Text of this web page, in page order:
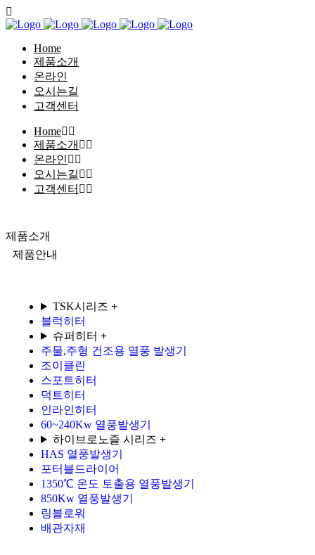
Home
제품소개
온라인
오시는길
고객센터
Home
제품소개
온라인
오시는길
고객센터
제품소개
제품안내
TSK시리즈 +
블럭히터
슈퍼히터 +
주물,주형 건조용 열풍 발생기
조이클린
스포트히터
덕트히터
인라인히터
60~240Kw 열풍발생기
하이브로노즐 시리즈 +
HAS 열풍발생기
포터블드라이어
1350℃ 온도 토출용 열풍발생기
850Kw 열풍발생기
링블로워
배관자재